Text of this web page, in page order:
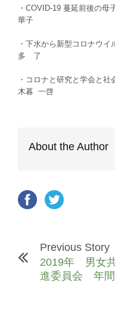
・COVID-19 蔓延前
華子
・下水から新型コ
多 了
・コロナと
木暮 一啓
About the Author
Previous Story
2019年 男女
進委員会 年間